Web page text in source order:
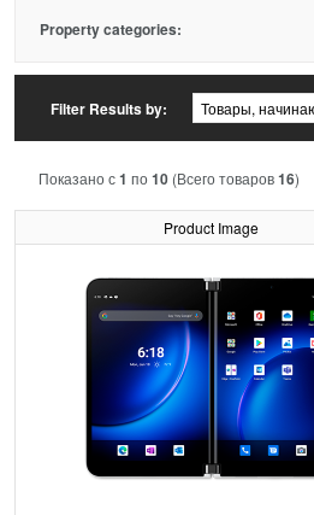
Property categories:
Filter Results by:
Показано с1 по10 (Всего товаров16)
Product Image